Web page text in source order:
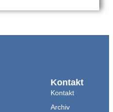
Kontakt
Kontakt
Archiv